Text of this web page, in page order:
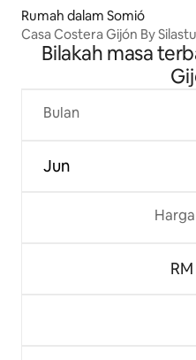
Rumah dalam Somió
Casa Costera Gijón By
Bilakah masa
Bulan
Jun